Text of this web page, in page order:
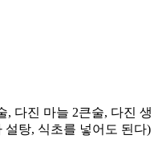
, 다진 마늘 2큰술, 다진 생
탕, 식초를 넣어도 된다)